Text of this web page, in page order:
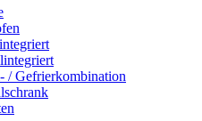
/ Gefrierkombination